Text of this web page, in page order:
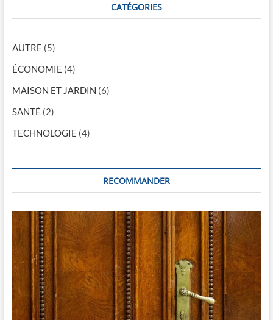
e
l
’
a
r
i
h
CATÉGORIES
AUTRE (5)
ÉCONOMIE (4)
MAISON ET JARDIN (6)
SANTÉ (2)
TECHNOLOGIE (4)
RECOMMANDER